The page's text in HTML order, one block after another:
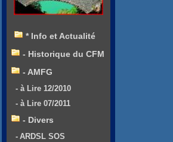
* Info et Actualité
- Historique du CFM
- AMFG
- à Lire 12/2010
- à Lire 07/2011
- Divers
- ARDSL SOS